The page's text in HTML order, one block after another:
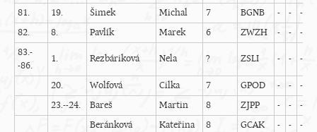
81.
19. Šimek Michal 7 BGNB - - -
82.
8. Pavlík Marek 6 ZWZH - - -
83.-
-86.
1. Rezbáriková Nela ? ZSLI - - -
20. Wolfová Cilka 7 GPOD - - -
23.--24.
Bareš Martin 8 ZJPP - - -
Beránková
Kateřina 8 GCAK - - -